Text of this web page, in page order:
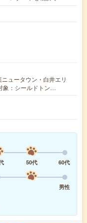
ュータウン・白井エリ
象：シールドトン…
50代
60代
男性